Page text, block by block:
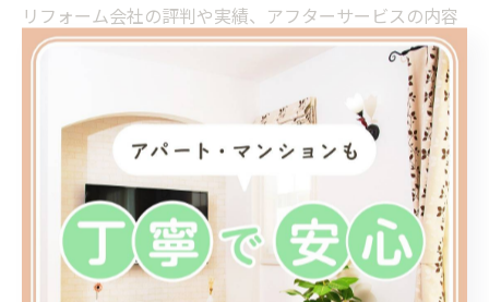
リフォーム会社の評判や実績、アフターサービスの内容
も事前に確認しておきましょう。
実際に利用した方の体験談や口コミも参考になります
が、自分たちの生活に合った提案かどうかを見極めるこ
とが大切です。
最終的には、信頼できる会社と納得のいくプランを選ぶ
ことが、後悔のないリフォーム成功への近道です。